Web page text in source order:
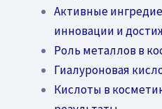
Активные
инновации и
Роль металлов в
Гиалуроновая
Кислоты в